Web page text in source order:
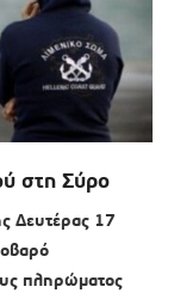
στη Σύρο
Δευτέρας 17
πληρώματος